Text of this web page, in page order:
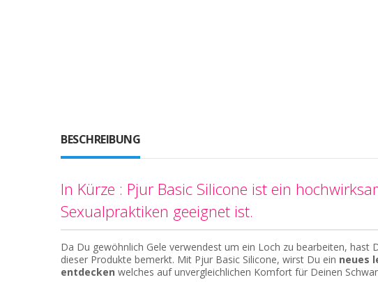
BESCHREIBUNG
In Kürze : Pjur Basic Silicone ist ein
Sexualpraktiken geeignet ist.
Da Du gewöhnlich Gele verwendest um ein Loch zu bearbeiten, hast
dieser Produkte bemerkt. Mit Pjur Basic Silicone, wirst Du ein neues
entdecken welches auf unvergleichlichen Komfort für Deinen